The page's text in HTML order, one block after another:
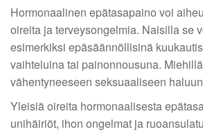
Hormonaalinen epätasapaino voi
oireita ja terveysongelmia. Naisilla se
esimerkiksi epäsäännöllisinä
vaihteluina tai painonnousuna.
vähentyneeseen seksuaaliseen
Yleisiä oireita hormonaalisesta
unihäiriöt, ihon ongelmat ja